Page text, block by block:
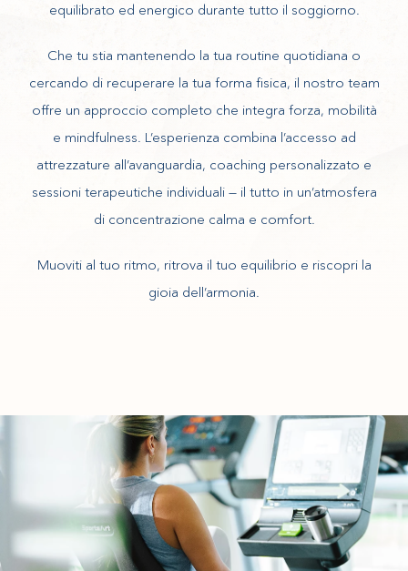
equilibrato ed energico durante tutto il soggiorno.
Che tu stia mantenendo la tua routine quotidiana o
cercando di recuperare la tua forma fisica, il nostro team
offre un approccio completo che integra forza, mobilità
e mindfulness. L’esperienza combina l’accesso ad
attrezzature all’avanguardia, coaching personalizzato e
sessioni terapeutiche individuali — il tutto in un’atmosfera
di concentrazione calma e comfort.
Muoviti al tuo ritmo, ritrova il tuo equilibrio e riscopri la
gioia dell’armonia.